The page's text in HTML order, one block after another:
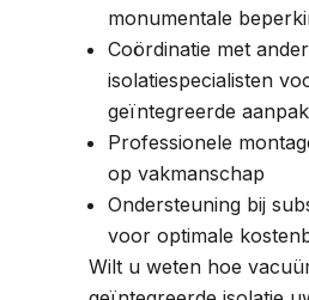
monumentale
Coördinatie met
isolatiespecialisten
geïntegreerde aanpak
Professionele
op vakmanschap
Ondersteuning bij
voor optimale
Wilt u weten hoe